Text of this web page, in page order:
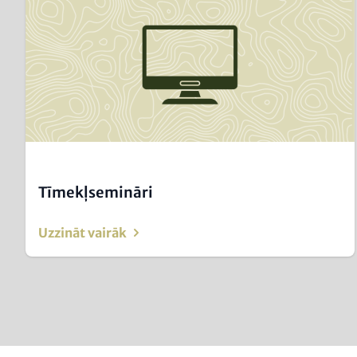
(Teaser
only)
Tīmekļsemināri
Uzzināt vairāk